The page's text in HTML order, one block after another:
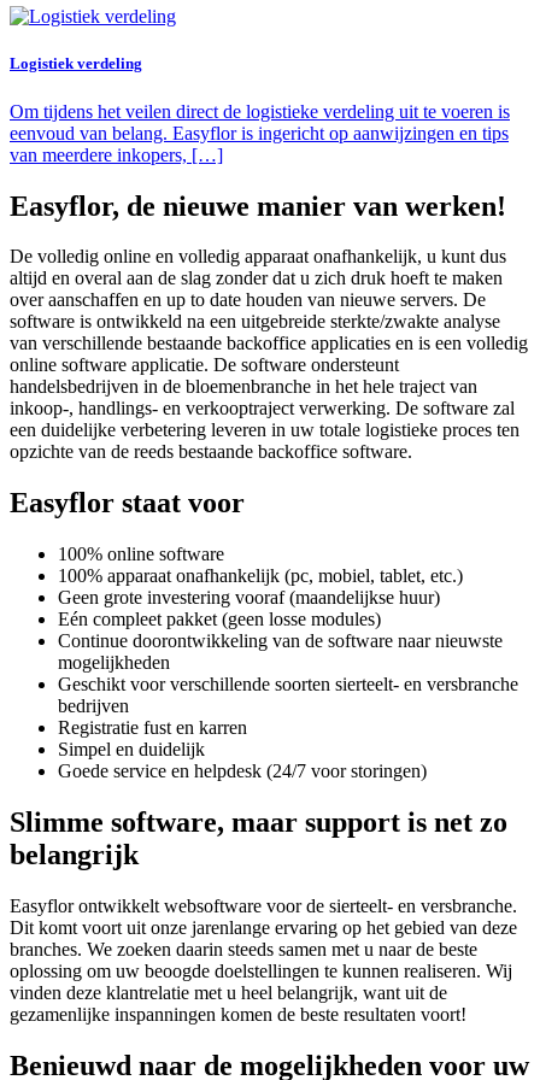
Logistiek verdeling
Om tijdens het veilen direct de logistieke verdeling uit te voeren is
eenvoud van belang. Easyflor is ingericht op aanwijzingen en tips
van meerdere inkopers, […]
Easyflor, de nieuwe manier van werken!
De volledig online en volledig apparaat onafhankelijk, u kunt dus
altijd en overal aan de slag zonder dat u zich druk hoeft te maken
over aanschaffen en up to date houden van nieuwe servers. De
software is ontwikkeld na een uitgebreide sterkte/zwakte analyse
van verschillende bestaande backoffice applicaties en is een volledig
online software applicatie. De software ondersteunt
handelsbedrijven in de bloemenbranche in het hele traject van
inkoop-, handlings- en verkooptraject verwerking. De software zal
een duidelijke verbetering leveren in uw totale logistieke proces ten
opzichte van de reeds bestaande backoffice software.
Easyflor staat voor
100% online software
100% apparaat onafhankelijk (pc, mobiel, tablet, etc.)
Geen grote investering vooraf (maandelijkse huur)
Eén compleet pakket (geen losse modules)
Continue doorontwikkeling van de software naar nieuwste
mogelijkheden
Geschikt voor verschillende soorten sierteelt- en versbranche
bedrijven
Registratie fust en karren
Simpel en duidelijk
Goede service en helpdesk (24/7 voor storingen)
Slimme software, maar support is net zo
belangrijk
Easyflor ontwikkelt websoftware voor de sierteelt- en versbranche.
Dit komt voort uit onze jarenlange ervaring op het gebied van deze
branches. We zoeken daarin steeds samen met u naar de beste
oplossing om uw beoogde doelstellingen te kunnen realiseren. Wij
vinden deze klantrelatie met u heel belangrijk, want uit de
gezamenlijke inspanningen komen de beste resultaten voort!
Benieuwd naar de mogelijkheden voor uw